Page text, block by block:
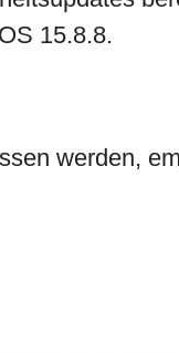
15.8.8.
werden,